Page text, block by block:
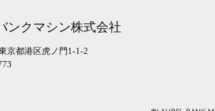
ンクマシン株式会社
京都港区虎ノ門1-1-2